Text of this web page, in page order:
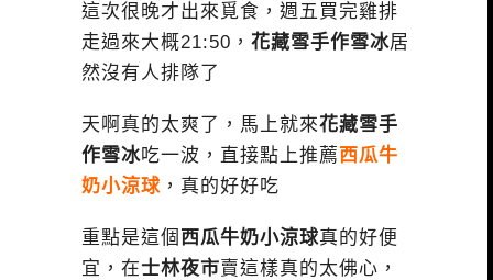
這次很晚才出來覓食，週五買完雞排
走過來大概21:50， 花藏雪手作雪冰居
然沒有人排隊了
天啊真的太爽了，馬上就來花藏雪手
作雪冰吃一波，直接點上推薦西瓜牛
奶小涼球 ，真的好好吃
重點是這個 西瓜牛奶小涼球真的好便
宜，在士林夜市賣這樣真的太佛心，